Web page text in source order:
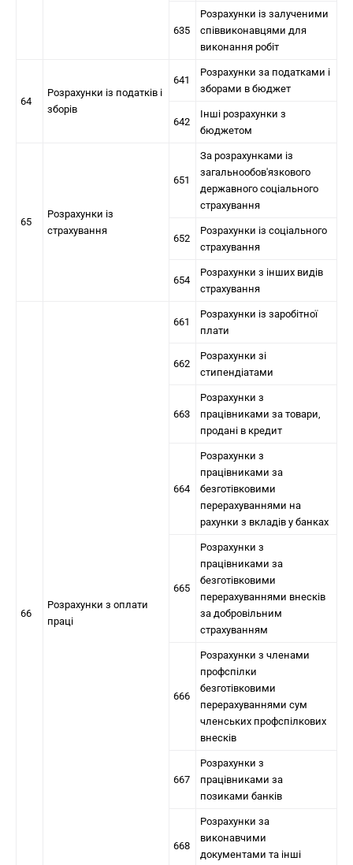
635
Розрахунки із залученими
співвиконавцями для
виконання робіт
64
Розрахунки із податків і
зборів
641
Розрахунки за податками і
зборами в бюджет
642
Інші розрахунки з
бюджетом
65
Розрахунки із
страхування
651
За розрахунками із
загальнообов'язкового
державного соціального
страхування
652
Розрахунки із соціального
страхування
654
Розрахунки з інших видів
страхування
66
Розрахунки з оплати
праці
661
Розрахунки із заробітної
плати
662
Розрахунки зі
стипендіатами
663
Розрахунки з
працівниками за товари,
продані в кредит
664
Розрахунки з
працівниками за
безготівковими
перерахуваннями на
рахунки з вкладів у банках
665
Розрахунки з
працівниками за
безготівковими
перерахуваннями внесків
за добровільним
страхуванням
666
Розрахунки з членами
профспілки
безготівковими
перерахуваннями сум
членських профспілкових
внесків
667
Розрахунки з
працівниками за
позиками банків
668
Розрахунки за
виконавчими
документами та інші